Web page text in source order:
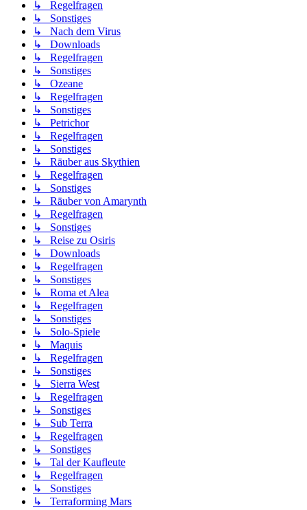
↳ Regelfragen
↳ Sonstiges
↳ Nach dem Virus
↳ Downloads
↳ Regelfragen
↳ Sonstiges
↳ Ozeane
↳ Regelfragen
↳ Sonstiges
↳ Petrichor
↳ Regelfragen
↳ Sonstiges
↳ Räuber aus Skythien
↳ Regelfragen
↳ Sonstiges
↳ Räuber von Amarynth
↳ Regelfragen
↳ Sonstiges
↳ Reise zu Osiris
↳ Downloads
↳ Regelfragen
↳ Sonstiges
↳ Roma et Alea
↳ Regelfragen
↳ Sonstiges
↳ Solo-Spiele
↳ Maquis
↳ Regelfragen
↳ Sonstiges
↳ Sierra West
↳ Regelfragen
↳ Sonstiges
↳ Sub Terra
↳ Regelfragen
↳ Sonstiges
↳ Tal der Kaufleute
↳ Regelfragen
↳ Sonstiges
↳ Terraforming Mars